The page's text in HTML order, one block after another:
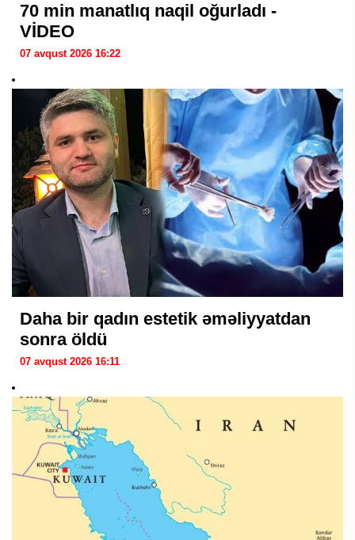
70 min manatlıq naqil oğurladı -
VİDEO
07 avqust 2026 16:22
Daha bir qadın estetik əməliyyatdan
sonra öldü
07 avqust 2026 16:11